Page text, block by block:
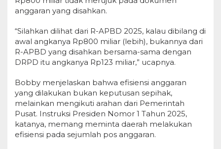
anggaran yang disahkan.
“Silahkan dilihat dari R-APBD 2025, kalau dibilang di
awal angkanya Rp800 miliar (lebih), bukannya dari
R-APBD yang disahkan bersama-sama dengan
DRPD itu angkanya Rp123 miliar,” ucapnya.
Bobby menjelaskan bahwa efisiensi anggaran
yang dilakukan bukan keputusan sepihak,
melainkan mengikuti arahan dari Pemerintah
Pusat. Instruksi Presiden Nomor 1 Tahun 2025,
katanya, memang meminta daerah melakukan
efisiensi pada sejumlah pos anggaran.